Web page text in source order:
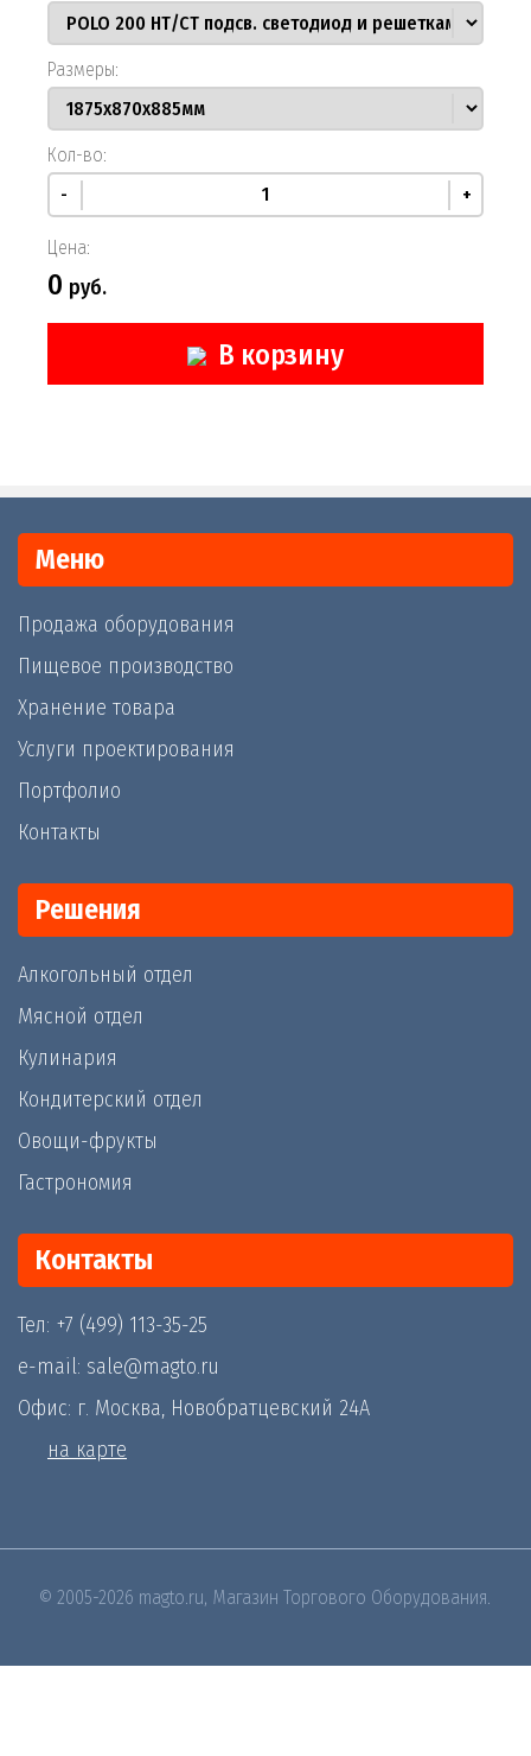
Размеры:
Кол-во:
- +
Цена:
0 руб.
В корзину
Меню
Продажа оборудования
Пищевое производство
Хранение товара
Услуги проектирования
Портфолио
Контакты
Решения
Алкогольный отдел
Мясной отдел
Кулинария
Кондитерский отдел
Овощи-фрукты
Гастрономия
Контакты
Тел: +7 (499) 113-35-25
e-mail: sale@magto.ru
Офис: г. Москва, Новобратцевский 24А
на карте
© 2005-2026 magto.ru, Магазин Торгового Оборудования.